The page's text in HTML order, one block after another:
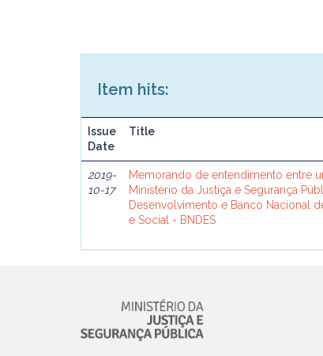
Item hits:
Issue
Date
Title
2019-
10-17
Memorando de entendimento entre
Ministério da Justiça e Segurança
Desenvolvimento e Banco Nacional
e Social - BNDES